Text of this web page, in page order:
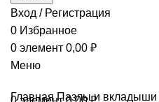
Вход / Регистрация
0 Избранное
0 элемент 0,00 ₽
Меню
ГлавнаяПазлы и вкладыши